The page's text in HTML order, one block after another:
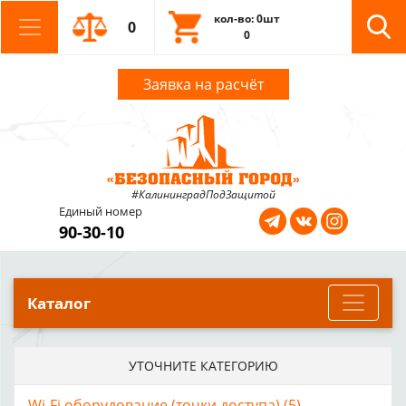
0
кол-во: 0шт
0
Заявка на расчёт
#КалининградПодЗащитой
Единый номер
90-30-10
Каталог
УТОЧНИТЕ КАТЕГОРИЮ